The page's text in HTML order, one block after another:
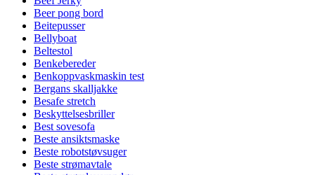
Beer pong bord
Beitepusser
Bellyboat
Beltestol
Benkebereder
Benkoppvaskmaskin test
Bergans skalljakke
Besafe stretch
Beskyttelsesbriller
Best sovesofa
Beste ansiktsmaske
Beste robotstøvsuger
Beste strømavtale